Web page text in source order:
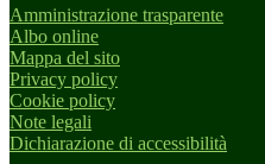
Amministrazione trasparente
Albo online
Mappa del sito
Privacy policy
Cookie policy
Note legali
Dichiarazione di accessibilità